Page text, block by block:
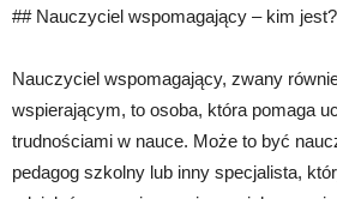
## Nauczyciel wspomagający – kim jest?
Nauczyciel wspomagający, zwany
wspierającym, to osoba, która pomaga
trudnościami w nauce. Może to być
pedagog szkolny lub inny specjalista,